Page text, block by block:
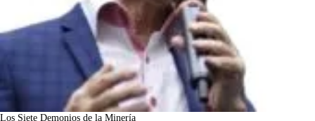
Los Siete Demonios de la Minería